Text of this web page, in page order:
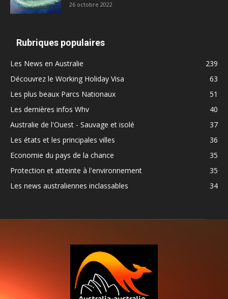
26 octobre 2022
Rubriques populaires
Les News en Australie
239
Découvrez le Working Holiday Visa
63
Les plus beaux Parcs Nationaux
51
Les dernières infos Whv
40
Australie de l'Ouest - Sauvage et isolé
37
Les états et les principales villes
36
Economie du pays de la chance
35
Protection et atteinte à l'environnement
35
Les news australiennes inclassables
34